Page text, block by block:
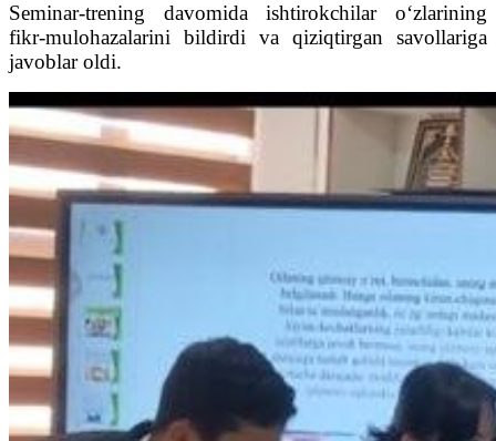
Seminar-trening davomida ishtirokchilar o‘zlarining
fikr-mulohazalarini bildirdi va qiziqtirgan savollariga
javoblar oldi.